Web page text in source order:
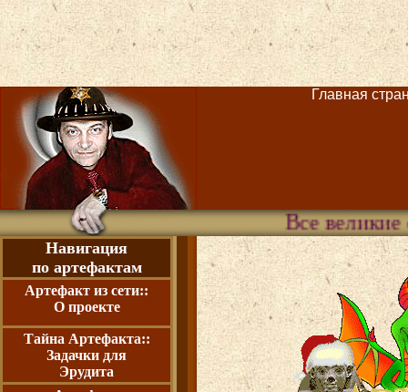
Главная
Все великие
Навигация
по артефактам
Артефакт из сети::
О проекте
Тайна Артефакта::
Задачки для
Эрудита